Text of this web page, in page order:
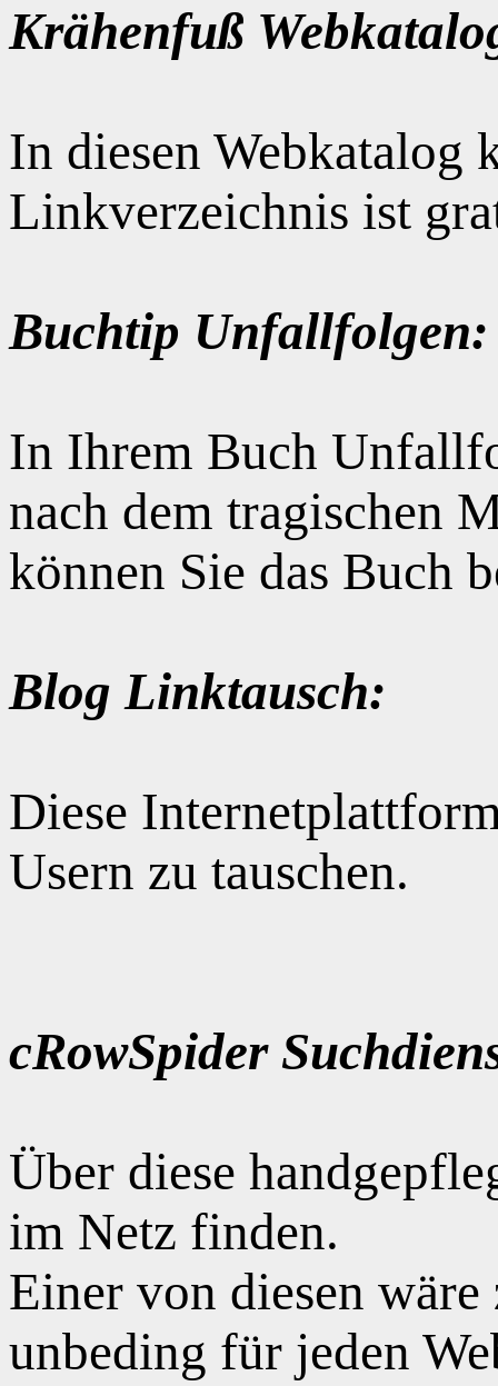
Krähenfuß
In diesen Webkatalog
Linkverzeichnis ist
Buchtip Unfallfolgen:
In Ihrem Buch
nach dem tragischen
können Sie das Buch
Blog Linktausch:
Diese
Usern zu tauschen.
cRowSpider
Über diese
im Netz finden.
Einer von diesen
unbeding für jeden